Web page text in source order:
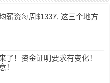
薪资每周$1337, 这三个地方
了！资金证明要求有变化！
！